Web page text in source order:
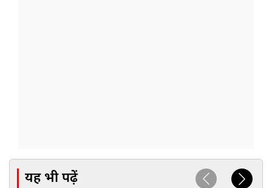
यह भी पढ़ें